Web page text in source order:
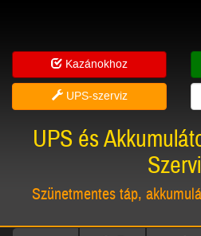
Kazánokhoz
UPS-szerviz
UPS és
Szünetmentes táp,